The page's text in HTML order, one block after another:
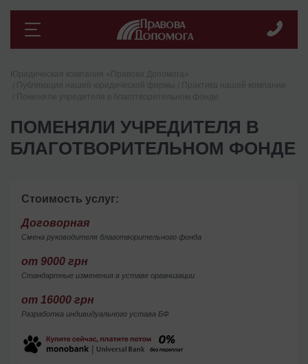
ПОМЕНЯЛИ УЧРЕДИТЕЛЯ В
БЛАГОТВОРИТЕЛЬНОМ ФОНДЕ
Стоимость услуг:
Договорная
Смена руководителя благотворительного фонда
от 9000 грн
Стандартные изменения в уставе организации
от 16000 грн
Разработка индивидуального устава БФ